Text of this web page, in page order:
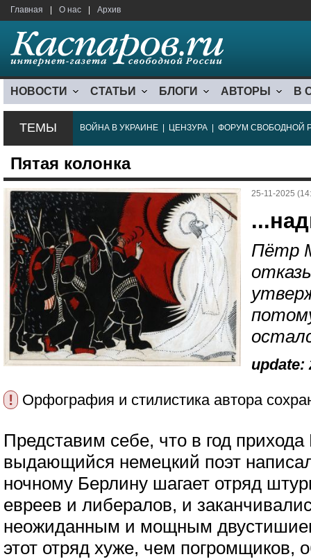
Главная О нас Архив
НОВОСТИ СТАТЬИ БЛОГИ АВТОРЫ В
ТЕМЫ ВОЙНА В УКРАИНЕ ЦЕНЗУРА ФОРУМ СВОБОДНОЙ
Пятая колонка
25-11-2025
Пётр
update:
! Орфография и стилистика автора
Представим себе, что в год прихода
выдающийся немецкий поэт
ночному Берлину шагает отряд
евреев и либералов, и
неожиданным и мощным
этот отряд хуже, чем погромщиков,